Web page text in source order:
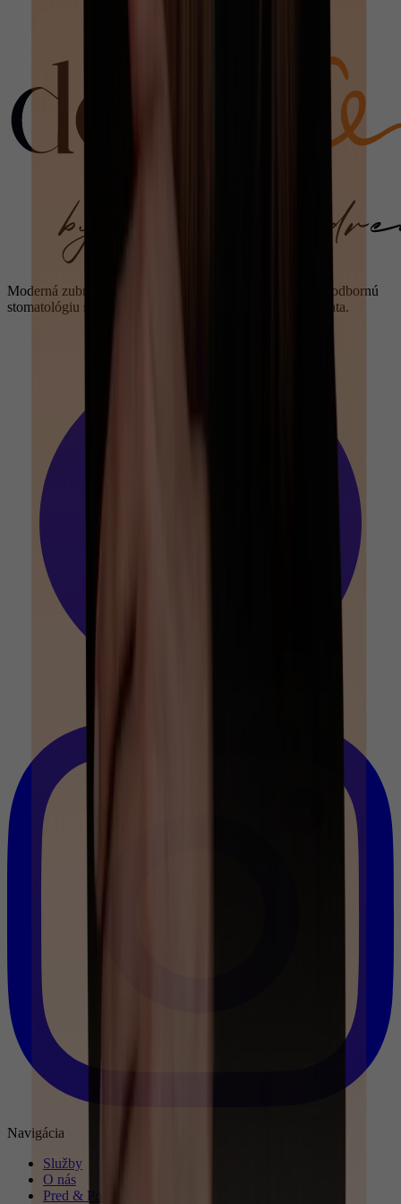
Moderná zubná starostlivosť v Bratislave - Dentme spája odbornú
stomatológiu s pokojným prístupom zameraným na pacienta.
Navigácia
Služby
O nás
Pred & Po